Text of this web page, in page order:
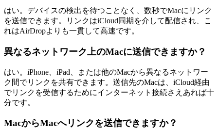
はい。デバイスの検出を待つことなく、数秒でMacにリンク
を送信できます。リンクはiCloud同期を介して配信され、こ
れはAirDropよりも一貫して高速です。
異なるネットワーク上のMacに送信できますか？
はい。iPhone、iPad、または他のMacから異なるネットワー
ク間でリンクを共有できます。送信先のMacは、iCloud経由
でリンクを受信するためにインターネット接続さえあれば十
分です。
MacからMacへリンクを送信できますか？